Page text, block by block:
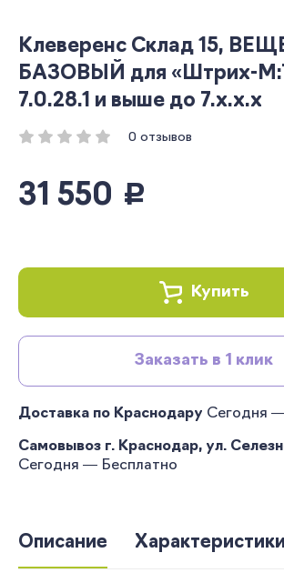
Клеверенс Склад 15,
БАЗОВЫЙ для «Штрих-
7.0.28.1 и выше до 7.x.x.x
0 отзывов
31 550 руб.
Купить
Заказать в 1 клик
Доставка по Краснодару Сегодня
Самовывоз г. Краснодар, ул.
Сегодня — Бесплатно
Описание Характеристики